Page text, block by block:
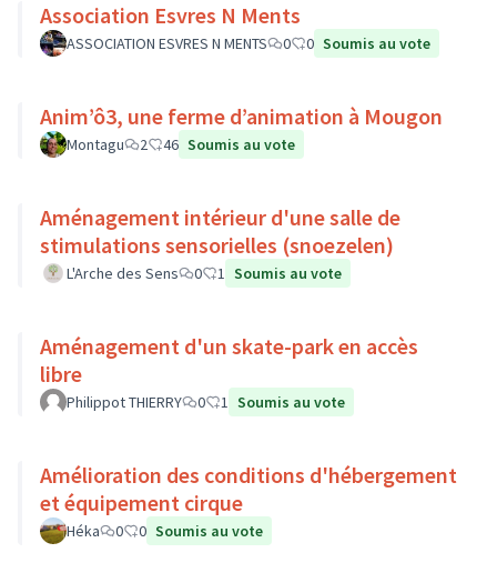
Association Esvres N Ments
ASSOCIATION ESVRES N MENTS 0 0 Soumis au vote
Anim’ô3, une ferme d’animation à Mougon
Montagu 2 46 Soumis au vote
Aménagement intérieur d'une salle de
stimulations sensorielles (snoezelen)
L'Arche des Sens 0 1 Soumis au vote
Aménagement d'un skate-park en accès
libre
Philippot THIERRY 0 1 Soumis au vote
Amélioration des conditions d'hébergement
et équipement cirque
Héka 0 0 Soumis au vote